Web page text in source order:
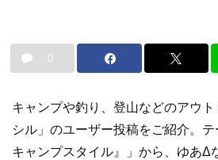
0
キャンプや釣り、登山などのアウ
シル」のユーザー投稿をご紹介。
キャンプスタイル』」から、ゆあΔ